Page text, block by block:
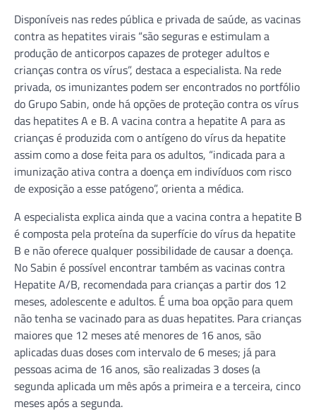
Disponíveis nas redes pública e privada de saúde, as vacinas
contra as hepatites virais “são seguras e estimulam a
produção de anticorpos capazes de proteger adultos e
crianças contra os vírus”, destaca a especialista. Na rede
privada, os imunizantes podem ser encontrados no portfólio
do Grupo Sabin, onde há opções de proteção contra os vírus
das hepatites A e B. A vacina contra a hepatite A para as
crianças é produzida com o antígeno do vírus da hepatite
assim como a dose feita para os adultos, “indicada para a
imunização ativa contra a doença em indivíduos com risco
de exposição a esse patógeno”, orienta a médica.
A especialista explica ainda que a vacina contra a hepatite B
é composta pela proteína da superfície do vírus da hepatite
B e não oferece qualquer possibilidade de causar a doença.
No Sabin é possível encontrar também as vacinas contra
Hepatite A/B, recomendada para crianças a partir dos 12
meses, adolescente e adultos. É uma boa opção para quem
não tenha se vacinado para as duas hepatites. Para crianças
maiores que 12 meses até menores de 16 anos, são
aplicadas duas doses com intervalo de 6 meses; já para
pessoas acima de 16 anos, são realizadas 3 doses (a
segunda aplicada um mês após a primeira e a terceira, cinco
meses após a segunda.